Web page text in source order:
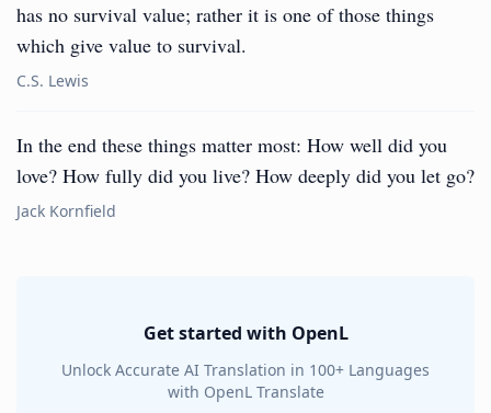
has no survival value; rather it is one of those things
which give value to survival.
C.S. Lewis
In the end these things matter most: How well did you
love? How fully did you live? How deeply did you let go?
Jack Kornfield
Get started with OpenL
Unlock Accurate AI Translation in 100+ Languages
with OpenL Translate